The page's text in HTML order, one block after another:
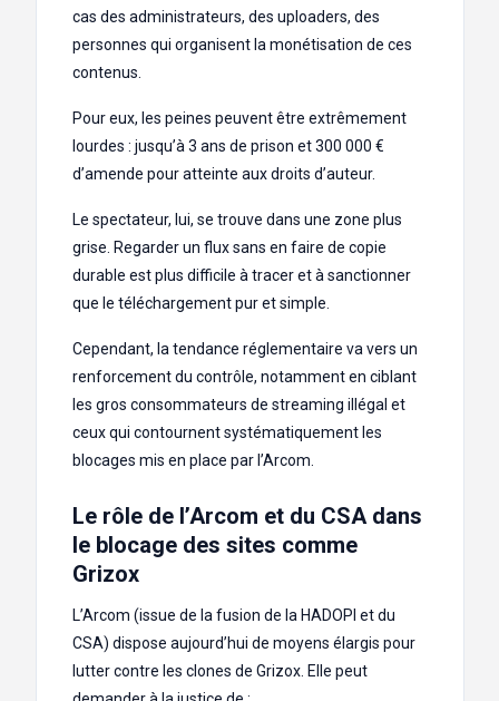
cas des administrateurs, des uploaders, des
personnes qui organisent la monétisation de ces
contenus.
Pour eux, les peines peuvent être extrêmement
lourdes : jusqu’à 3 ans de prison et 300 000 €
d’amende pour atteinte aux droits d’auteur.
Le spectateur, lui, se trouve dans une zone plus
grise. Regarder un flux sans en faire de copie
durable est plus difficile à tracer et à sanctionner
que le téléchargement pur et simple.
Cependant, la tendance réglementaire va vers un
renforcement du contrôle, notamment en ciblant
les gros consommateurs de streaming illégal et
ceux qui contournent systématiquement les
blocages mis en place par l’Arcom.
Le rôle de l’Arcom et du CSA dans
le blocage des sites comme
Grizox
L’Arcom (issue de la fusion de la HADOPI et du
CSA) dispose aujourd’hui de moyens élargis pour
lutter contre les clones de Grizox. Elle peut